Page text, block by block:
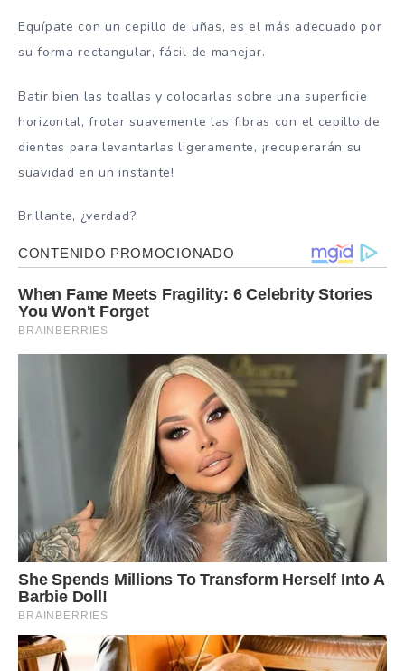
Equípate con un cepillo de uñas, es el más adecuado por
su forma rectangular, fácil de manejar.
Batir bien las toallas y colocarlas sobre una superficie
horizontal, frotar suavemente las fibras con el cepillo de
dientes para levantarlas ligeramente, ¡recuperarán su
suavidad en un instante!
Brillante, ¿verdad?